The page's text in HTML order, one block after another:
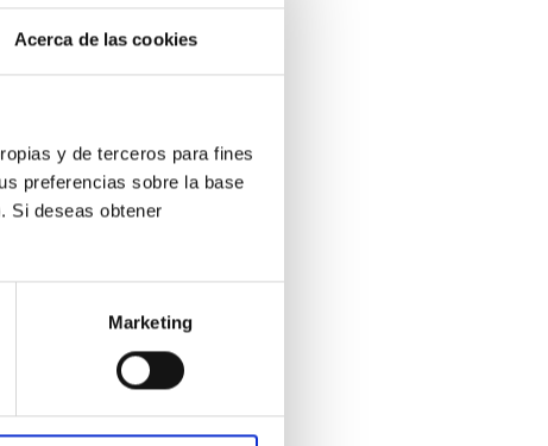
Acerca de las cookies
y de terceros para fines
preferencias sobre la base
Si deseas obtener
Marketing
SOSTENIBILIDAD
de Recarga VE (7,4 kW)